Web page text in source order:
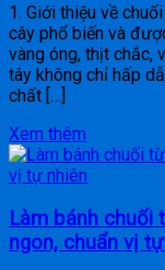
1. Giới thiệu về
cây phổ biến và
vàng óng, thịt chắc,
tây không chỉ hấp
chất […]
Xem thêm
Làm bánh chuối
ngon, chuẩn vị